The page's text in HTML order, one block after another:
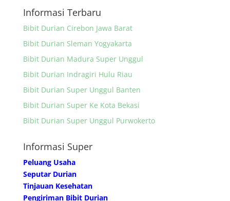
Informasi Terbaru
Bibit Durian Cirebon Jawa Barat
Bibit Durian Sleman Yogyakarta
Bibit Durian Madura Super Unggul
Bibit Durian Indragiri Hulu Riau
Bibit Durian Super Unggul Banten
Bibit Durian Super Ke Kota Bekasi
Bibit Durian Super Unggul Purwokerto
Informasi Super
Peluang Usaha
Seputar Durian
Tinjauan Kesehatan
Pengiriman Bibit Durian